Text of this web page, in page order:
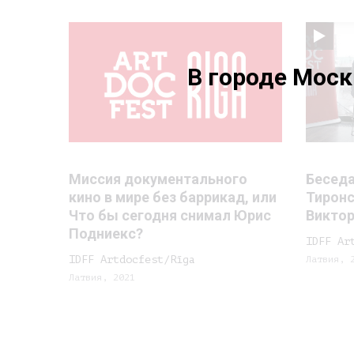
Миссия документального
кино в мире без баррикад, или
Что бы сегодня снимал Юрис
Подниекс?
IDFF Artdocfest/Rīga
Латвия, 2021
IDFF
Латвия,
В городе